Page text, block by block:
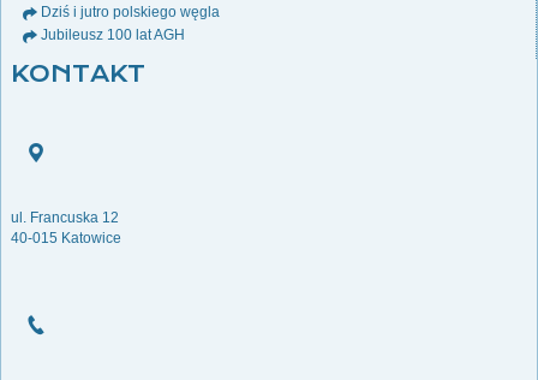
Dziś i jutro polskiego węgla
Jubileusz 100 lat AGH
KONTAKT
ul. Francuska 12
40-015 Katowice